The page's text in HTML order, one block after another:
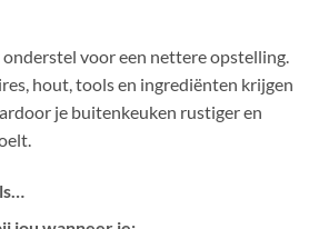
voor een nettere opstelling.
hout, tools en ingrediënten krijgen
je buitenkeuken rustiger en